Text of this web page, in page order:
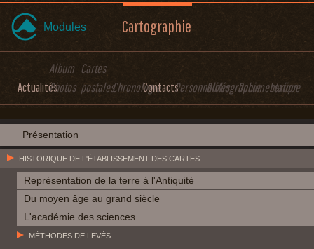
Modules Cartographie
Actualités
Album
Photos
Cartes
postalesChronologieContactsPersonnalitésBibliographieDocumentation
Lexique
Présentation
HISTORIQUE DE L'ÉTABLISSEMENT DES CARTES
Représentation de la terre à l'Antiquité
Du moyen âge au grand siècle
L'académie des sciences
MÉTHODES DE LEVÉS